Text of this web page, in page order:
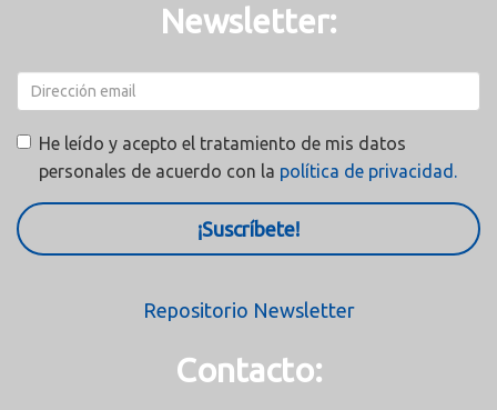
Newsletter:
He leído y acepto el tratamiento de mis datos
personales de acuerdo con la política de privacidad.
¡Suscríbete!
Repositorio Newsletter
Contacto: